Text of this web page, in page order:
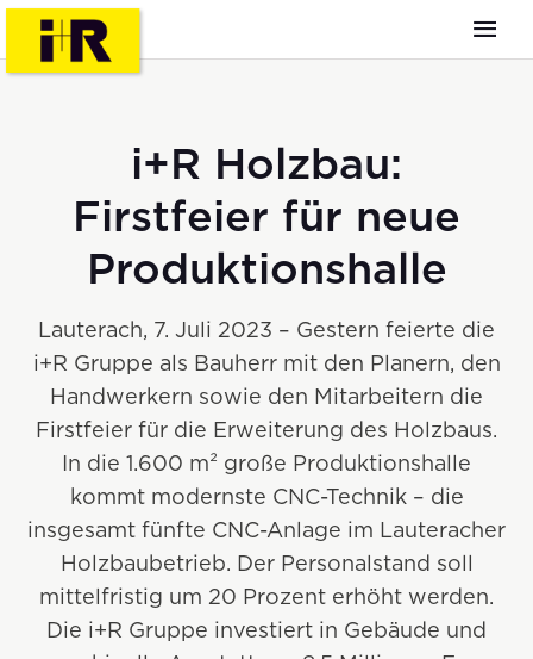
i+R Holzbau:
Firstfeier für neue
Produktionshalle
Lauterach, 7. Juli 2023 – Gestern feierte die
i+R Gruppe als Bauherr mit den Planern, den
Handwerkern sowie den Mitarbeitern die
Firstfeier für die Erweiterung des Holzbaus.
In die 1.600 m² große Produktionshalle
kommt modernste CNC-Technik – die
insgesamt fünfte CNC-Anlage im Lauteracher
Holzbaubetrieb. Der Personalstand soll
mittelfristig um 20 Prozent erhöht werden.
Die i+R Gruppe investiert in Gebäude und